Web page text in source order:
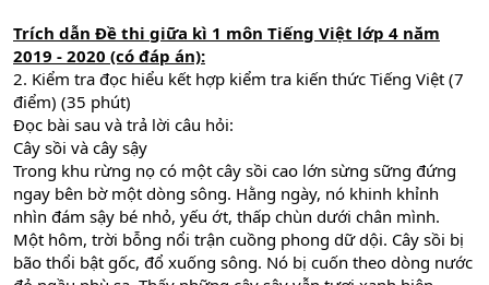
Trích dẫn Đề thi giữa kì 1 môn Tiếng Việt lớp 4 năm
2019 - 2020 (có đáp án):
2. Kiểm tra đọc hiểu kết hợp kiểm tra kiến thức Tiếng Việt (7
điểm) (35 phút)
Đọc bài sau và trả lời câu hỏi:
Cây sồi và cây sậy
Trong khu rừng nọ có một cây sồi cao lớn sừng sững đứng
ngay bên bờ một dòng sông. Hằng ngày, nó khinh khỉnh
nhìn đám sậy bé nhỏ, yếu ớt, thấp chùn dưới chân mình.
Một hôm, trời bỗng nổi trận cuồng phong dữ dội. Cây sồi bị
bão thổi bật gốc, đổ xuống sông. Nó bị cuốn theo dòng nước